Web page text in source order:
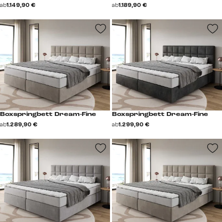
ab1.149,90 € ab1.189,90 €
Boxspringbett Dream-Fine
ab1.289,90 €
Boxspringbett Dream-Fine
ab1.299,90 €